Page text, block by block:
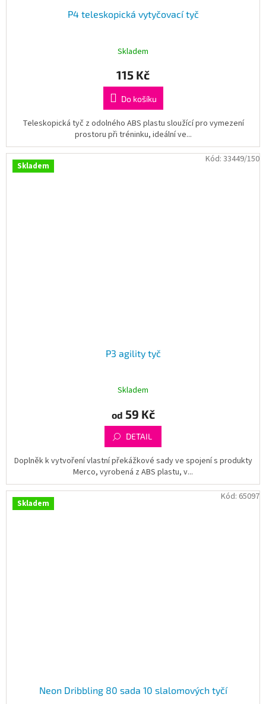
P4 teleskopická vytyčovací tyč
Skladem
115 Kč
Do košíku
Teleskopická tyč z odolného ABS plastu sloužící pro vymezení
prostoru při tréninku, ideální ve...
Skladem
P3 agility tyč
Skladem
od 59 Kč
DETAIL
Doplněk k vytvoření vlastní překážkové sady ve spojení s produkty
Merco, vyrobená z ABS plastu, v...
Kód: 33449/150
Skladem
Neon Dribbling 80 sada 10 slalomových tyčí
Kód: 65097